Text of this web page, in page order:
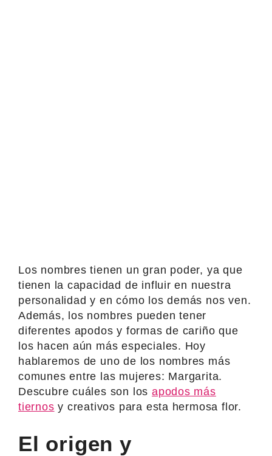
Los nombres tienen un gran poder, ya que
tienen la capacidad de influir en nuestra
personalidad y en cómo los demás nos ven.
Además, los nombres pueden tener
diferentes apodos y formas de cariño que
los hacen aún más especiales. Hoy
hablaremos de uno de los nombres más
comunes entre las mujeres: Margarita.
Descubre cuáles son los apodos más
tiernos y creativos para esta hermosa flor.
El origen y